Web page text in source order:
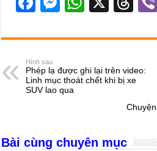
c
e
b
o
k
ss
n
g
at
A
e
d
s
Hình sau
Phép lạ được ghi lại trên video:
Linh mục thoát chết khi bị xe
SUV lao qua
Bài cùng chuyên mục